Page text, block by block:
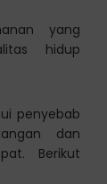
yang
hidup
penyebab
dan
Berikut